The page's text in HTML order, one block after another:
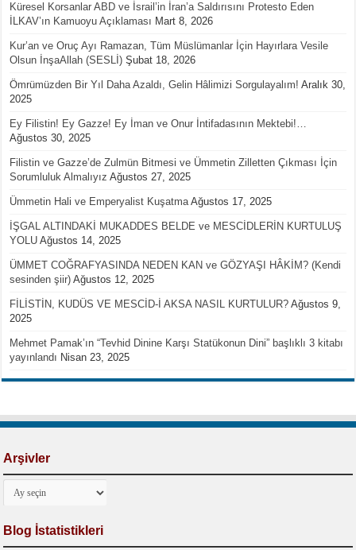
Küresel Korsanlar ABD ve İsrail’in İran’a Saldırısını Protesto Eden
İLKAV’ın Kamuoyu Açıklaması Mart 8, 2026
Kur’an ve Oruç Ayı Ramazan, Tüm Müslümanlar İçin Hayırlara Vesile
Olsun İnşaAllah (SESLİ) Şubat 18, 2026
Ömrümüzden Bir Yıl Daha Azaldı, Gelin Hâlimizi Sorgulayalım! Aralık 30,
2025
Ey Filistin! Ey Gazze! Ey İman ve Onur İntifadasının Mektebi!…
Ağustos 30, 2025
Filistin ve Gazze’de Zulmün Bitmesi ve Ümmetin Zilletten Çıkması İçin
Sorumluluk Almalıyız Ağustos 27, 2025
Ümmetin Hali ve Emperyalist Kuşatma Ağustos 17, 2025
İŞGAL ALTINDAKİ MUKADDES BELDE ve MESCİDLERİN KURTULUŞ
YOLU Ağustos 14, 2025
ÜMMET COĞRAFYASINDA NEDEN KAN ve GÖZYAŞI HÂKİM? (Kendi
sesinden şiir) Ağustos 12, 2025
FİLİSTİN, KUDÜS VE MESCİD-İ AKSA NASIL KURTULUR? Ağustos 9,
2025
Mehmet Pamak’ın “Tevhid Dinine Karşı Statükonun Dini” başlıklı 3 kitabı
yayınlandı Nisan 23, 2025
Arşivler
Arşivler
Blog İstatistikleri